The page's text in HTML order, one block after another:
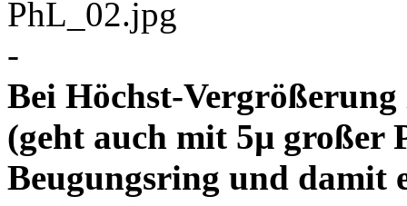
-
Bei Höchst-
(geht auch mit 5µ großer
Beugungsring und damit